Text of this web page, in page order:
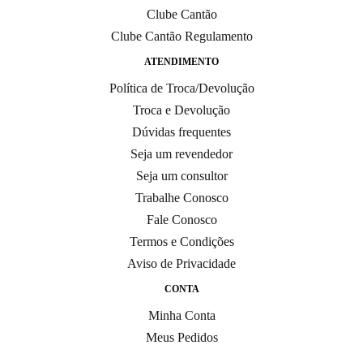
Clube Cantão
Clube Cantão Regulamento
ATENDIMENTO
Política de Troca/Devolução
Troca e Devolução
Dúvidas frequentes
Seja um revendedor
Seja um consultor
Trabalhe Conosco
Fale Conosco
Termos e Condições
Aviso de Privacidade
CONTA
Minha Conta
Meus Pedidos